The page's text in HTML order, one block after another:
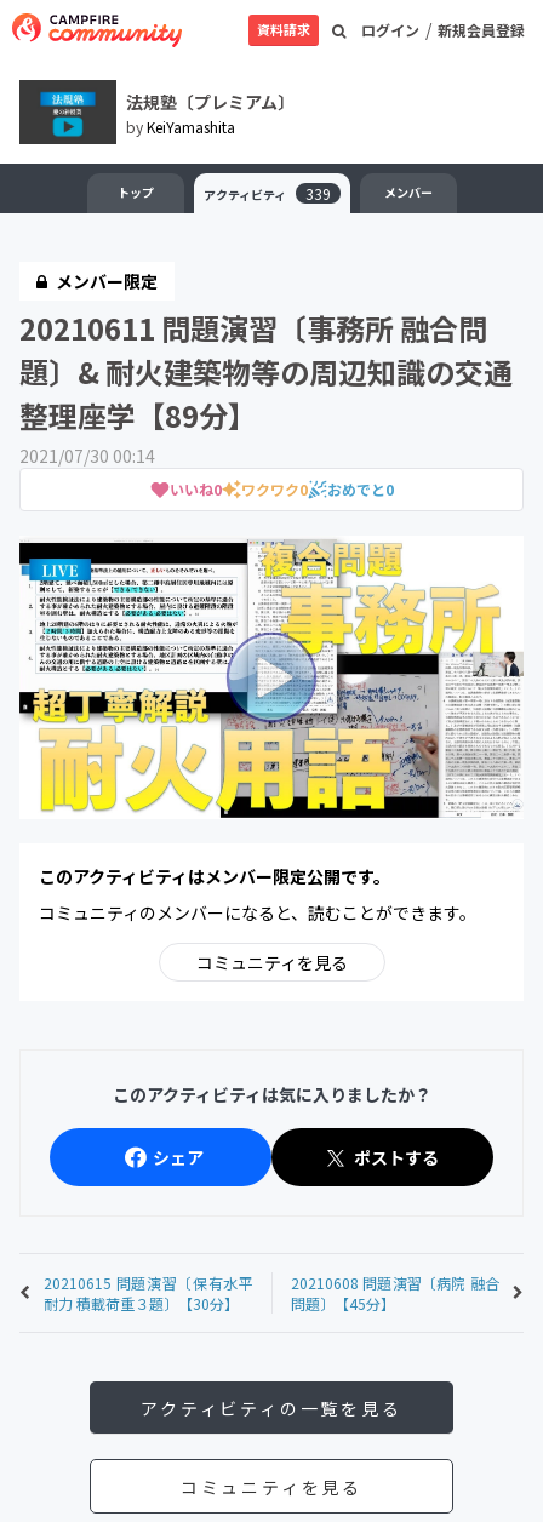
ログイン / 新規会員登録
資料請求
法規塾〔プレミアム〕
byKeiYamashita
トップ アクティビティ 339 メンバー
メンバー限定
20210611 問題演習〔事務所 融合問
題〕& 耐火建築物等の周辺知識の交通
整理座学【89分】
2021/07/30 00:14
いいね0 ワクワク0 おめでと0
このアクティビティはメンバー限定公開です。
コミュニティのメンバーになると、読むことができます。
コミュニティを見る
このアクティビティは気に入りましたか？
シェア ポストする
20210615 問題演習〔保有水平
耐力 積載荷重３題〕【30分】
20210608 問題演習〔病院 融合
問題〕【45分】
アクティビティの一覧を見る
コミュニティを見る